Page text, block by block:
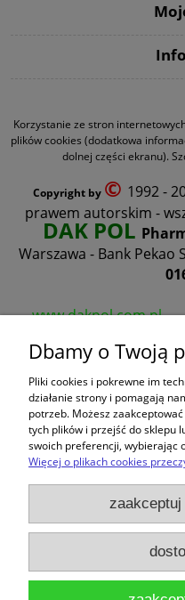
Korzystanie ze stron
plików cookies (dodatkowa
dolnej części ekranu).
Copyright by © 1992 -
prawem autorskim -
DAK POL
Warszawa - Bank Pekao
www.dakpol.com.pl
Dbamy o Twoją
Pliki cookies i pokrewne im
działanie strony i pomagają
potrzeb. Możesz
tych plików i przejść do sklepu
swoich preferencji, wybierając
Więcej o plikach cookies